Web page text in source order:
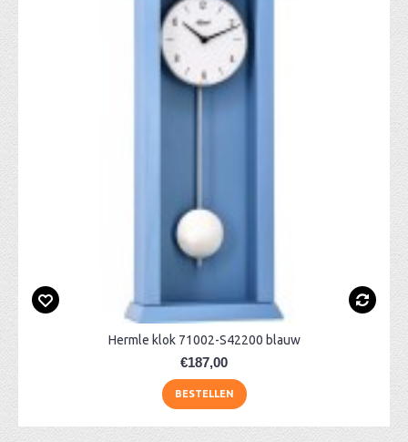
Hermle klok 71002-S42200 blauw
€187,00
BESTELLEN